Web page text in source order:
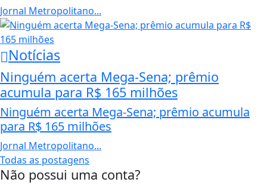
Jornal Metropolitano...
Notícias
Ninguém acerta Mega-Sena; prêmio
acumula para R$ 165 milhões
Ninguém acerta Mega-Sena; prêmio acumula
para R$ 165 milhões
Jornal Metropolitano...
Todas as postagens
Não possui uma conta?